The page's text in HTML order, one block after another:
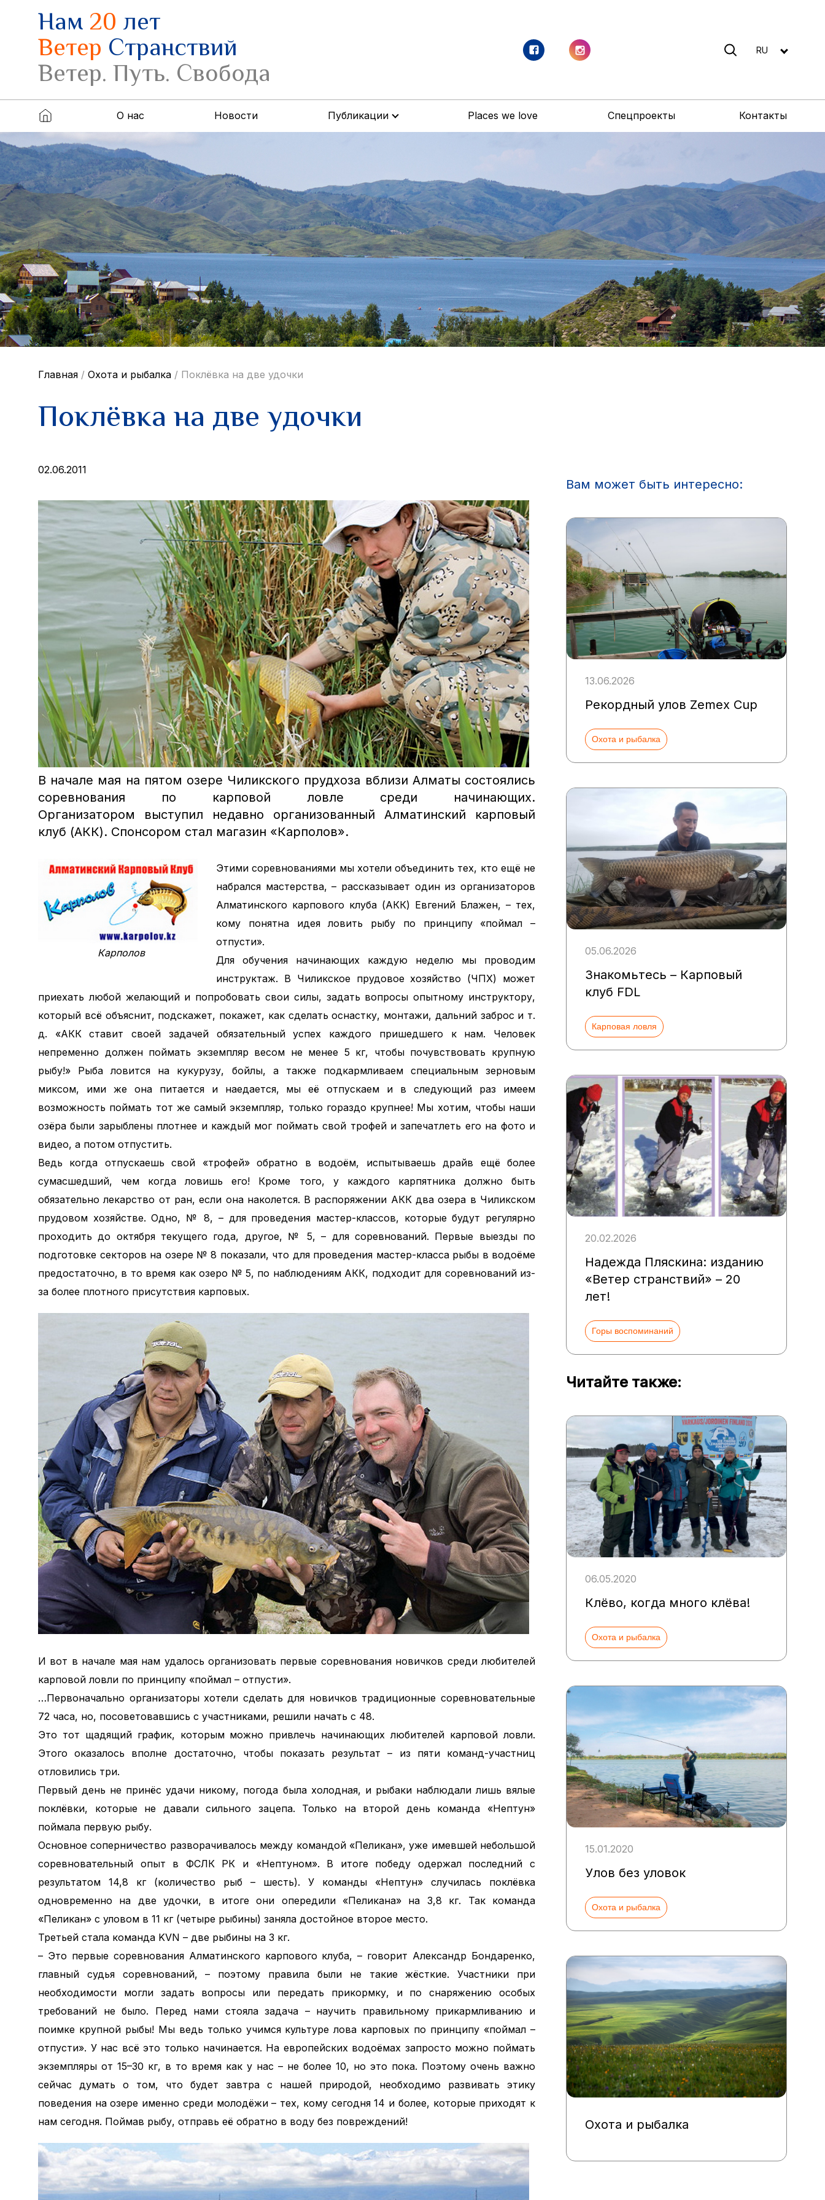
Нам20лет
Ветер Странствий
Ветер. Путь. Свобода
RU
О нас Новости Публикации Places we love Спецпроекты Контакты
Главная / Охота и рыбалка / Поклёвка на две удочки
Поклёвка на две удочки
02.06.2011
В начале мая на пятом озере Чиликского прудхоза вблизи Алматы состоялись
соревнования по карповой ловле среди начинающих.
Организатором выступил недавно организованный Алматинский карповый
клуб (АКК). Спонсором стал магазин «Карполов».
Карполов
Этими соревнованиями мы хотели объединить тех, кто ещё не
набрался мастерства, – рассказывает один из организаторов
Алматинского карпового клуба (АКК) Евгений Блажен, – тех,
кому понятна идея ловить рыбу по принципу «поймал –
отпусти».
Для обучения начинающих каждую неделю мы проводим
инструктаж. В Чиликское прудовое хозяйство (ЧПХ) может
приехать любой желающий и попробовать свои силы, задать вопросы опытному инструктору,
который всё объяснит, подскажет, покажет, как сделать оснастку, монтажи, дальний заброс и т.
д. «АКК ставит своей задачей обязательный успех каждого пришедшего к нам. Человек
непременно должен поймать экземпляр весом не менее 5 кг, чтобы почувствовать крупную
рыбу!» Рыба ловится на кукурузу, бойлы, а также подкармливаем специальным зерновым
миксом, ими же она питается и наедается, мы её отпускаем и в следующий раз имеем
возможность поймать тот же самый экземпляр, только гораздо крупнее! Мы хотим, чтобы наши
озёра были зарыблены плотнее и каждый мог поймать свой трофей и запечатлеть его на фото и
видео, а потом отпустить.
Ведь когда отпускаешь свой «трофей» обратно в водоём, испытываешь драйв ещё более
сумасшедший, чем когда ловишь его! Кроме того, у каждого карпятника должно быть
обязательно лекарство от ран, если она наколется. В распоряжении АКК два озера в Чиликском
прудовом хозяйстве. Одно, № 8, – для проведения мастер-классов, которые будут регулярно
проходить до октября текущего года, другое, № 5, – для соревнований. Первые выезды по
подготовке секторов на озере № 8 показали, что для проведения мастер-класса рыбы в водоёме
предостаточно, в то время как озеро № 5, по наблюдениям АКК, подходит для соревнований из-
за более плотного присутствия карповых.
И вот в начале мая нам удалось организовать первые соревнования новичков среди любителей
карповой ловли по принципу «поймал – отпусти».
…Первоначально организаторы хотели сделать для новичков традиционные соревновательные
72 часа, но, посоветовавшись с участниками, решили начать с 48.
Это тот щадящий график, которым можно привлечь начинающих любителей карповой ловли.
Этого оказалось вполне достаточно, чтобы показать результат – из пяти команд-участниц
отловились три.
Первый день не принёс удачи никому, погода была холодная, и рыбаки наблюдали лишь вялые
поклёвки, которые не давали сильного зацепа. Только на второй день команда «Нептун»
поймала первую рыбу.
Основное соперничество разворачивалось между командой «Пеликан», уже имевшей небольшой
соревновательный опыт в ФСЛК РК и «Нептуном». В итоге победу одержал последний с
результатом 14,8 кг (количество рыб – шесть). У команды «Нептун» случилась поклёвка
одновременно на две удочки, в итоге они опередили «Пеликана» на 3,8 кг. Так команда
«Пеликан» с уловом в 11 кг (четыре рыбины) заняла достойное второе место.
Третьей стала команда KVN – две рыбины на 3 кг.
– Это первые соревнования Алматинского карпового клуба, – говорит Александр Бондаренко,
главный судья соревнований, – поэтому правила были не такие жёсткие. Участники при
необходимости могли задать вопросы или передать прикормку, и по снаряжению особых
требований не было. Перед нами стояла задача – научить правильному прикармливанию и
поимке крупной рыбы! Мы ведь только учимся культуре лова карповых по принципу «поймал –
отпусти». У нас всё это только начинается. На европейских водоёмах запросто можно поймать
экземпляры от 15–30 кг, в то время как у нас – не более 10, но это пока. Поэтому очень важно
сейчас думать о том, что будет завтра с нашей природой, необходимо развивать этику
поведения на озере именно среди молодёжи – тех, кому сегодня 14 и более, которые приходят к
нам сегодня. Поймав рыбу, отправь её обратно в воду без повреждений!
Вам может быть интересно:
13.06.2026
Рекордный улов Zemex Cup
Охота и рыбалка
05.06.2026
Знакомьтесь – Карповый
клуб FDL
Карповая ловля
20.02.2026
Надежда Пляскина: изданию
«Ветер странствий» – 20
лет!
Горы воспоминаний
Читайте также:
06.05.2020
Клёво, когда много клёва!
Охота и рыбалка
15.01.2020
Улов без уловок
Охота и рыбалка
Охота и рыбалка